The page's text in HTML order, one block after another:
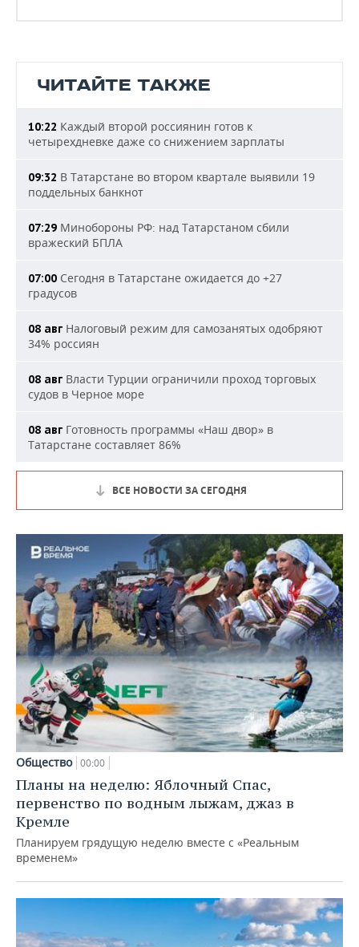
ЧИТАЙТЕ ТАКЖЕ
10:22 Каждый второй россиянин готов к
четырехдневке даже со снижением зарплаты
09:32 В Татарстане во втором квартале выявили 19
поддельных банкнот
07:29 Минобороны РФ: над Татарстаном сбили
вражеский БПЛА
07:00 Сегодня в Татарстане ожидается до +27
градусов
08 авг Налоговый режим для самозанятых одобряют
34% россиян
08 авг Власти Турции ограничили проход торговых
судов в Черное море
08 авг Готовность программы «Наш двор» в
Татарстане составляет 86%
ВСЕ НОВОСТИ ЗА СЕГОДНЯ
Общество 00:00
Планы на неделю: Яблочный Спас,
первенство по водным лыжам, джаз в
Кремле
Планируем грядущую неделю вместе с «Реальным
временем»